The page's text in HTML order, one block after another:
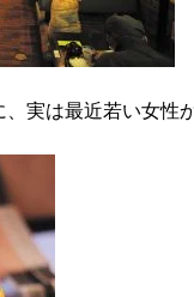
実は最近若い女性